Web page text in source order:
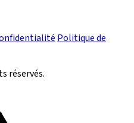
Politique de
réservés.